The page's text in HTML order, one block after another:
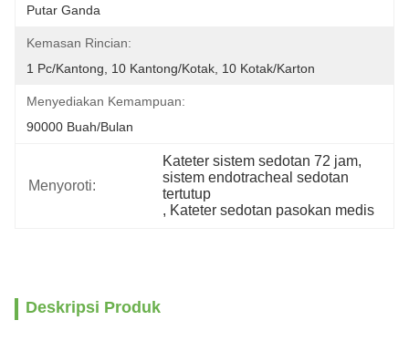
Putar Ganda
Kemasan Rincian:
1 Pc/kantong, 10 Kantong/kotak, 10 Kotak/karton
Menyediakan Kemampuan:
90000 Buah/bulan
Menyoroti:
Kateter sistem sedotan 72 jam,
sistem endotracheal sedotan
tertutup
, Kateter sedotan pasokan medis
Deskripsi Produk